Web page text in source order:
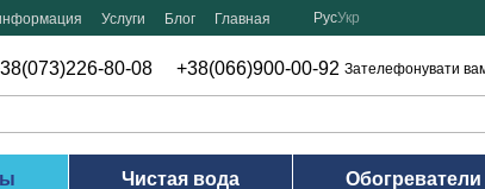
Услуги Блог Главная РусУкр
80-08 +38(066)900-00-92 Зателефонувати
Чистая вода Обогреватели